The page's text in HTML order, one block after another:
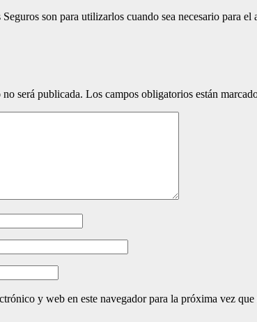
son para utilizarlos cuando sea necesario para
será publicada. Los campos obligatorios están
y web en este navegador para la próxima vez que